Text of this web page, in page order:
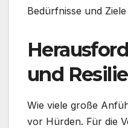
Bedürfnisse und
und
Wie viele große
vor Hürden. Für die